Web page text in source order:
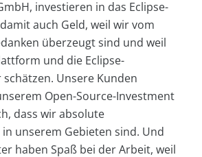
investieren in das Eclipse-
auch Geld, weil wir vom
überzeugt sind und weil
und die Eclipse-
Unsere Kunden
Open-Source-Investment
dass wir absolute
unserem Gebieten sind. Und
haben Spaß bei der Arbeit, weil